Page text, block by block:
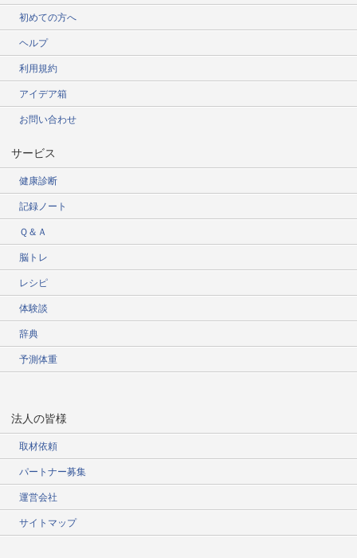
初めての方へ
ヘルプ
利用規約
アイデア箱
お問い合わせ
サービス
健康診断
記録ノート
Ｑ＆Ａ
脳トレ
レシピ
体験談
辞典
予測体重
法人の皆様
取材依頼
パートナー募集
運営会社
サイトマップ